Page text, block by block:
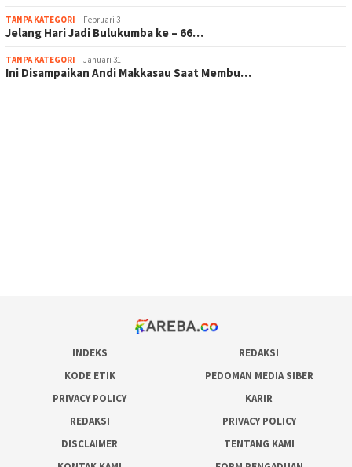
TANPA KATEGORI Februari 3
Jelang Hari Jadi Bulukumba ke – 66…
TANPA KATEGORI Januari 31
Ini Disampaikan Andi Makkasau Saat Membu…
INDEKS
REDAKSI
KODE ETIK
PEDOMAN MEDIA SIBER
PRIVACY POLICY
KARIR
REDAKSI
PRIVACY POLICY
DISCLAIMER
TENTANG KAMI